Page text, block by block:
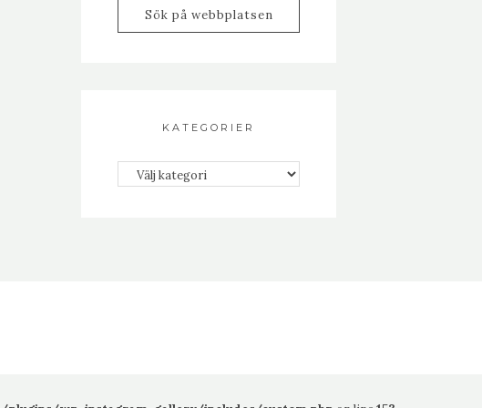
KATEGORIER
Kategorier